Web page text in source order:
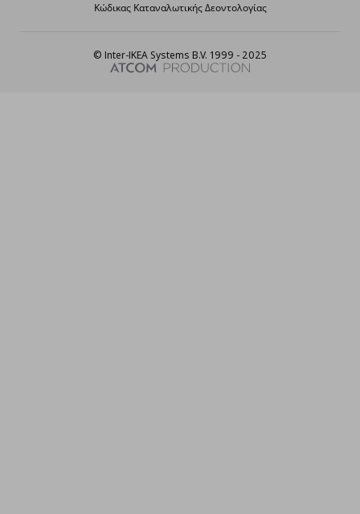
Κώδικας Καταναλωτικής Δεοντολογίας
© Inter-IKEA Systems B.V. 1999 - 2025